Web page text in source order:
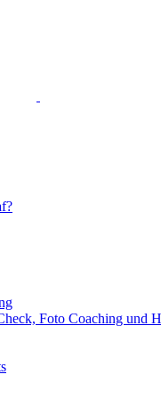
Foto Coaching und